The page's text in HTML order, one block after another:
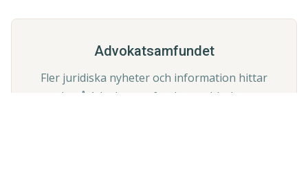
Advokatsamfundet
Fler juridiska nyheter och information hittar
du på Advokatsamfundets webbplats.